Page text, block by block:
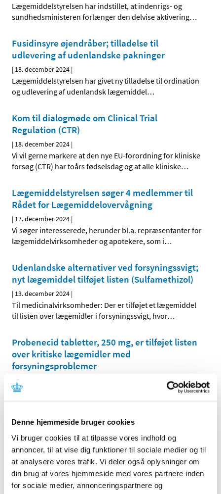
Denne hjemmeside bruger cookies
Vi bruger cookies til at tilpasse vores indhold og
annoncer, til at vise dig funktioner til sociale medier og til
at analysere vores trafik. Vi deler også oplysninger om
din brug af vores hjemmeside med vores partnere inden
for sociale medier, annonceringspartnere og
Lægemiddelstyrelsen har indstillet, at indenrigs- og
sundhedsministeren forlænger den delvise aktivering…
Fusidinsyre øjendråber; tilladelse til
udlevering af udenlandske pakninger
| 18. december 2024 |
Lægemiddelstyrelsen har givet ny tilladelse til ordination
og udlevering af udenlandsk lægemiddel…
Kom til dialogmøde om Clinical Trial
Regulation (CTR)
| 18. december 2024 |
Vi vil gerne markere at den nye EU-forordning for kliniske
forsøg (CTR) har toårs fødselsdag og at alle kliniske…
Lægemiddelstyrelsen søger 4 medlemmer til
Rådet for Lægemiddelovervågning
| 17. december 2024 |
Vi søger interesserede, herunder bl.a. repræsentanter for
lægemiddelvirksomheder og apotekere, som i…
Udenlandske alternativer ved forsyningssvigt;
nyt lægemiddel tilføjet listen (Sulfamethizol)
| 13. december 2024 |
Til medicinalvirksomheder: Der er tilføjet et lægemiddel
til listen over lægemidler i forsyningssvigt, hvor…
Probenecid tabletter, 250 mg, er tilføjet listen
over kritiske lægemidler med
forsyningsproblemer
12. december 2024
Probenecid tabletter, 250 mg, er tilføjet til listen over
kritiske lægemidler med forsyningsproblemer.…
Fristen i 2024 for lægemiddelansøgninger og
ansøgninger om kliniske lægemiddelforsøg er
den 20. december 2024
|11. december 2024|
Lægemiddelstyrelsen har lukket mellem jul og nytår, til og
med den 1. januar 2025. Ansøgninger om…